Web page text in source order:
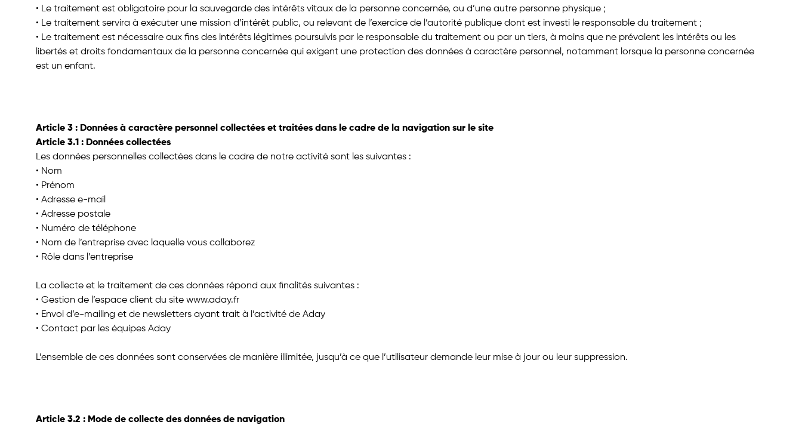
• Le traitement est obligatoire pour la sauvegarde des intérêts vitaux de la personne concernée, ou d’une autre personne physique ;
• Le traitement servira à exécuter une mission d’intérêt public, ou relevant de l’exercice de l’autorité publique dont est investi le responsable du traitement ;
• Le traitement est nécessaire aux fins des intérêts légitimes poursuivis par le responsable du traitement ou par un tiers, à moins que ne prévalent les intérêts ou les
libertés et droits fondamentaux de la personne concernée qui exigent une protection des données à caractère personnel, notamment lorsque la personne concernée
est un enfant.
Article 3 : Données à caractère personnel collectées et traitées dans le cadre de la navigation sur le site
Article 3.1 : Données collectées
Les données personnelles collectées dans le cadre de notre activité sont les suivantes :
• Nom
• Prénom
• Adresse e-mail
• Adresse postale
• Numéro de téléphone
• Nom de l’entreprise avec laquelle vous collaborez
• Rôle dans l’entreprise
La collecte et le traitement de ces données répond aux finalités suivantes :
• Gestion de l’espace client du site www.aday.fr
• Envoi d’e-mailing et de newsletters ayant trait à l’activité de Aday
• Contact par les équipes Aday
L’ensemble de ces données sont conservées de manière illimitée, jusqu’à ce que l’utilisateur demande leur mise à jour ou leur suppression.
Article 3.2 : Mode de collecte des données de navigation